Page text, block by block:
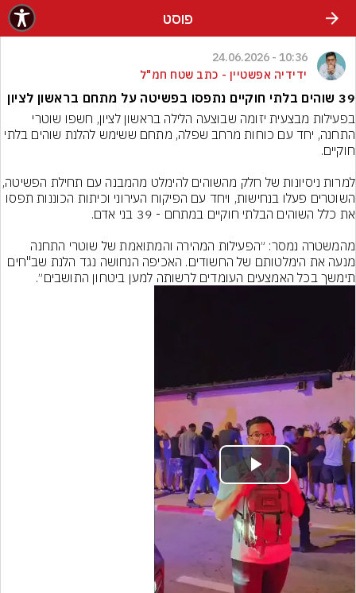
פוסט
10:36 - 24.06.2026
ידידיה אפשטיין - כתב שטח חמ"ל
39 שוהים בלתי חוקיים נתפסו בפשיטה על מתחם בראשון לציון
תימשך בכל האמצעים העומדים לרשותה למען ביטחון התושבים״.
Play
Video